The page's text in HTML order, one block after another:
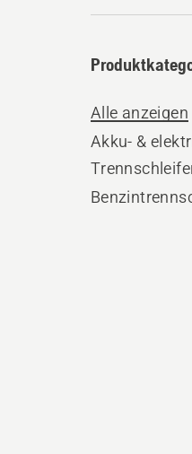
Alle anzeigen
Akku- &